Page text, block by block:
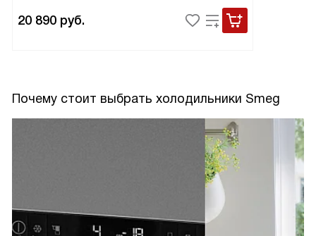
20 890 руб.
Почему стоит выбрать холодильники Smeg